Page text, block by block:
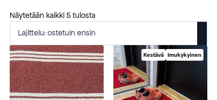
Näytetään kaikki 5 tulostaSuosituimmat
Kestävä Imukykyinen